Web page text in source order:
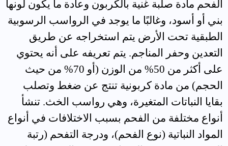
الفحم مادة صلبة غنية بالكربون وعادة ما يكون لونها
بني أو أسود، وغالبًا ما يوجد في الرواسب الرسوبية
الطبقية تحت الأرض يتم استخراجه عن طريق
التعدين وحفر المناجم. يتم تعريفه على أنه يحتوي
على أكثر من 50% من الوزن (أو 70% من حيث
الحجم) من مادة كربونية تنتج عن ضغط وتصلب
بقايا النباتات المتغيرة، وهي رواسب الخث. تنشأ
أنواع مختلفة من الفحم بسبب الاختلافات في أنواع
المواد النباتية (نوع الفحم)، ودرجة التفحم (رتبة